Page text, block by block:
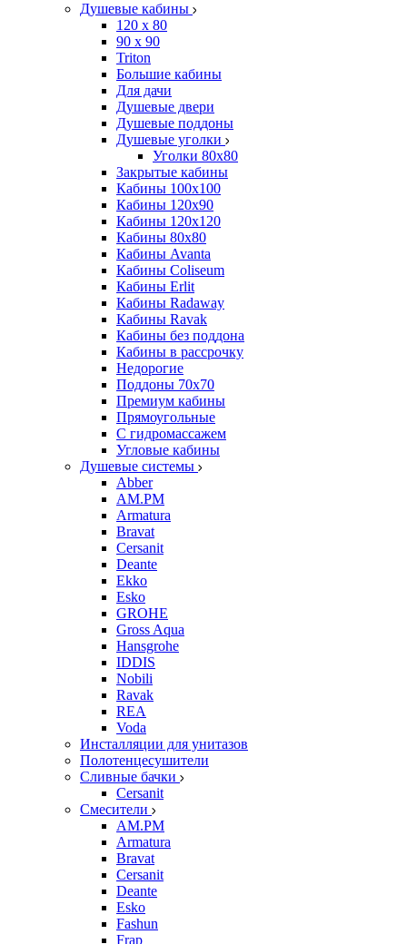
Душевые кабины
120 x 80
90 х 90
Triton
Большие кабины
Для дачи
Душевые двери
Душевые поддоны
Душевые уголки
Уголки 80х80
Закрытые кабины
Кабины 100x100
Кабины 120x90
Кабины 120х120
Кабины 80х80
Кабины Avanta
Кабины Coliseum
Кабины Erlit
Кабины Radaway
Кабины Ravak
Кабины без поддона
Кабины в рассрочку
Недорогие
Поддоны 70x70
Премиум кабины
Прямоугольные
С гидромассажем
Угловые кабины
Душевые системы
Abber
AM.PM
Armatura
Bravat
Cersanit
Deante
Ekko
Esko
GROHE
Gross Aqua
Hansgrohe
IDDIS
Nobili
Ravak
REA
Voda
Инсталляции для унитазов
Полотенцесушители
Сливные бачки
Cersanit
Смесители
AM.PM
Armatura
Bravat
Cersanit
Deante
Esko
Fashun
Frap